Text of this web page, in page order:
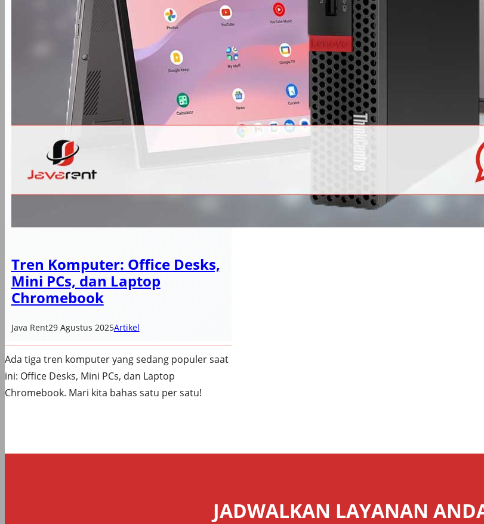
Tren Komputer: Office Desks,
Mini PCs, dan Laptop
Chromebook
Java Rent29 Agustus 2025Artikel
Ada tiga tren komputer yang sedang populer saat
ini: Office Desks, Mini PCs, dan Laptop
Chromebook. Mari kita bahas satu per satu!
JADWALKAN LAYANAN